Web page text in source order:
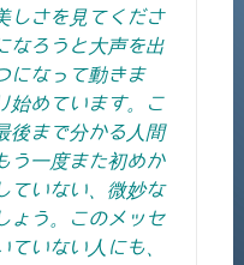
しさを見てくださ
なろうと大声を出
になって動きま
始めています。こ
後まで分かる人間
う一度また初めか
ていない、微妙な
ょう。このメッセ
いない人にも、